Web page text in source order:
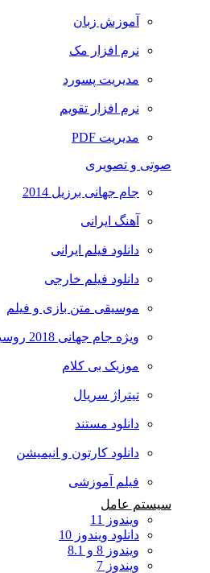
آموزش زبان
نرم افزار مک
مدیریت پسورد
نرم افزار تقویم
مدیریت PDF
صوتی و تصویری
جام جهانی برزیل 2014
آهنگ ایرانی
دانلود فیلم ایرانی
دانلود فیلم خارجی
موسیقی متن بازی و فیلم
ویژه جام جهانی 2018 روسیه
موزیک بی کلام
تیتراژ سریال
دانلود مستند
دانلود کارتون و انیمیشن
فیلم آموزشی
سیستم عامل
ویندوز 11
دانلود ویندوز 10
ویندوز 8 و 8.1
ویندوز 7